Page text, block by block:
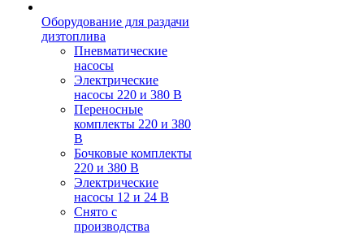
Оборудование для раздачи
дизтоплива
Пневматические
насосы
Электрические
насосы 220 и 380 В
Переносные
комплекты 220 и 380
В
Бочковые комплекты
220 и 380 В
Электрические
насосы 12 и 24 В
Снято с
производства